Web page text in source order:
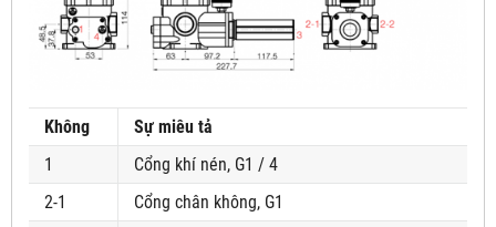
Không
Sự miêu tả
1
Cổng khí nén, G1 / 4
2-1
Cổng chân không, G1